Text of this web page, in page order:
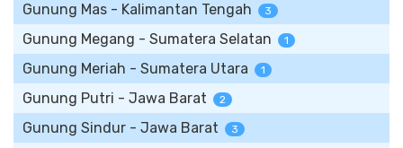
Gunung Mas - Kalimantan Tengah 3
Gunung Megang - Sumatera Selatan 1
Gunung Meriah - Sumatera Utara 1
Gunung Putri - Jawa Barat 2
Gunung Sindur - Jawa Barat 3